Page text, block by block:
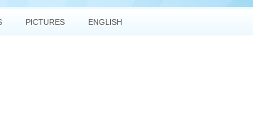
PICTURES ENGLISH